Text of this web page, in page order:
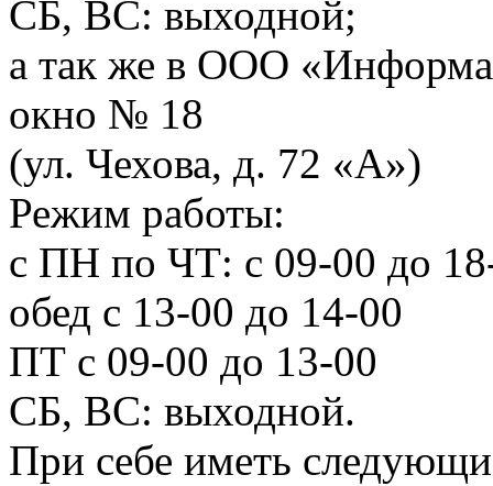
СБ, ВС: выходной;
а так же в ООО
окно № 18
(ул. Чехова, д. 72 «А»)
Режим работы:
с ПН по ЧТ: с 09-00 до
обед с 13-00 до 14-00
ПТ с 09-00 до 13-00
СБ, ВС: выходной.
При себе иметь